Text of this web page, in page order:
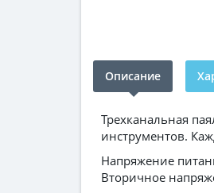
Описание
Трехканальная
инструментов.
Напряжение
Вторичное